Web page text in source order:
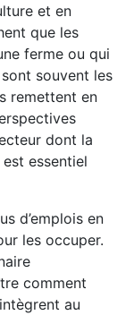
et en
que les
ferme ou qui
souvent les
remettent en
dont la
essentiel
d’emplois en
les occuper.
comment
au